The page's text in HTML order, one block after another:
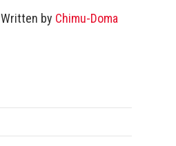
Written by Chimu-Doma